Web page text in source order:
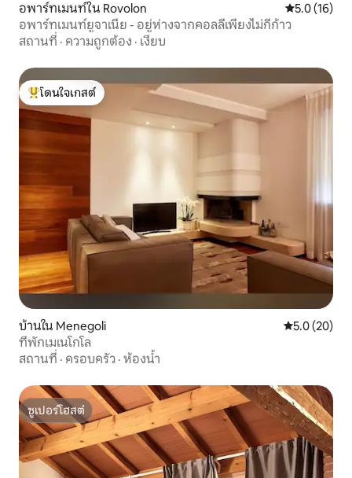
อพาร์ทเมนท์ใน Rovolon คะแนนเฉลี่ย
5.0 (16)
อพาร์ทเมนท์ยูจาเนีย - อยู่ห่างจากคอลลีเพียงไม่กี่ก้าว
สถานที่ · ความถูกต้อง · เงียบ
โดนใจเกสต์ที่สุด
โดนใจเกสต์
บ้านใน Menegoli คะแนนเฉลี่ย
5.0 (20)
ที่พักเมเนโกโล
สถานที่ · ครอบครัว · ห้องน้ำ
ซูเปอร์โฮสต์
ซูเปอร์โฮสต์